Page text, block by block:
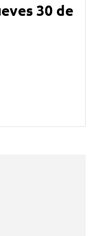
30 de